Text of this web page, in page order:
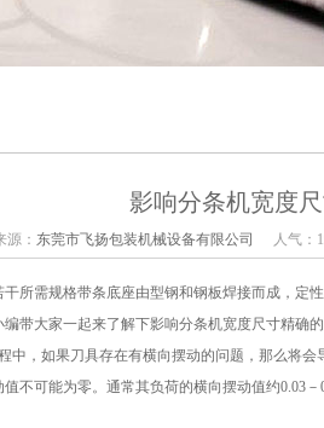
影响分条机宽度
源： 东莞市飞扬包装机械设备有限公司 人气：
所需规格带条底座由型钢和钢板焊接而成，定
带大家一起来了解下影响分条机宽度尺寸精确的
中，如果刀具存在有横向摆动的问题，那么将
不可能为零。通常其负荷的横向摆动值约0.03